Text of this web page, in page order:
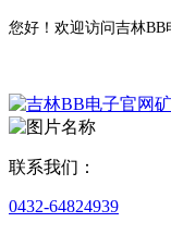
您好！欢迎访问吉林BB
联系我们：
0432-64824939